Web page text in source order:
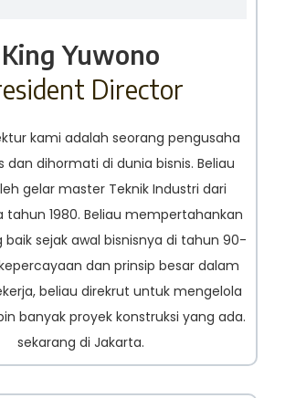
King Yuwono
Director
kami adalah seorang pengusaha
dan dihormati di dunia bisnis. Beliau
gelar master Teknik Industri dari
tahun 1980. Beliau mempertahankan
baik sejak awal bisnisnya di tahun 90-
dan prinsip besar dalam
beliau direkrut untuk mengelola
banyak proyek konstruksi yang ada.
sekarang di Jakarta.